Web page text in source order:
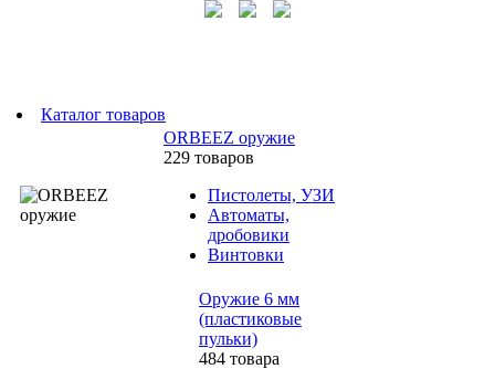
Каталог товаров
ORBEEZ оружие
229 товаров
Пистолеты, УЗИ
Автоматы,
дробовики
Винтовки
Оружие 6 мм
(пластиковые
пульки)
484 товара